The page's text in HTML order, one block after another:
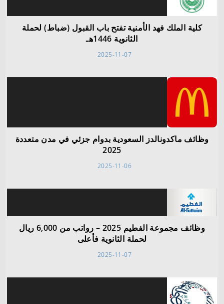
كلية الملك فهد الأمنية تفتح باب القبول (ضباط) لحملة
الثانوية 1446هـ
2025-11-07
وظائف ماكدونالدز السعودية بدوام جزئي في مدن متعددة
2025
2025-11-06
وظائف مجموعة الفطيم 2025 – رواتب من 6,000 ريال
لحملة الثانوية فأعلى
2025-11-07